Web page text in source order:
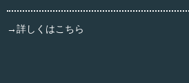
→詳しくはこちら